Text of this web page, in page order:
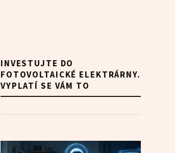
INVESTUJTE DO
FOTOVOLTAICKÉ ELEKTRÁRNY.
VYPLATÍ SE VÁM TO